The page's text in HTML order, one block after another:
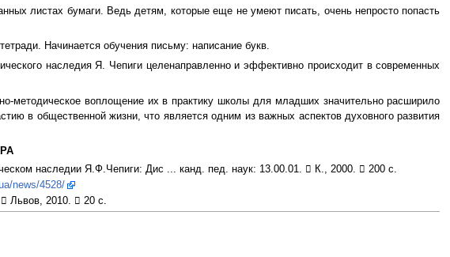
листах бумаги. Ведь детям, которые еще не умеют писать, очень непросто попасть
Начинается обучения письму: написание букв.
наследия Я. Чепиги целенаправленно и эффективно происходит в современных
методическое воплощение их в практику школы для младших значительно расширило
в общественной жизни, что является одним из важных аспектов духовного развития
наследии Я.Ф.Чепиги: Дис ... канд. пед. наук: 13.00.01.  К., 2000.  200 с.
news/4528/
 Львов, 2010.  20 с.